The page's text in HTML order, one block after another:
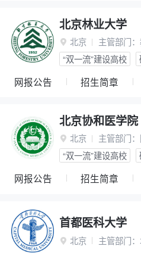
北京林业大学
 北京 主管部门：
“双一流”建设高校
网报公告 招生简章
北京协和医学院
 北京 主管部门：
“双一流”建设高校
网报公告 招生简章
首都医科大学
 北京 主管部门：